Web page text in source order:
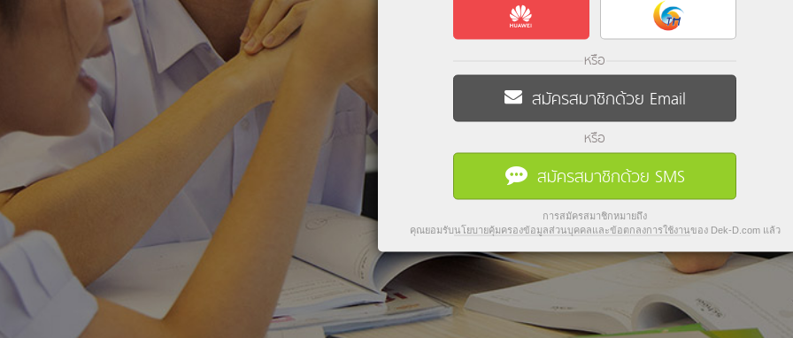
หรือ
สมัครสมาชิกด้วย Email
หรือ
สมัครสมาชิกด้วย SMS
การสมัครสมาชิกหมายถึง
คุณยอมรับนโยบายคุ้มครองข้อมูลส่วนบุคคลและข้อตกลงการใช้งานของ Dek-D.com แล้ว